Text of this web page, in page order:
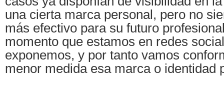
una cierta marca personal, pero no
más efectivo para su futuro
momento que estamos en redes
exponemos, y por tanto vamos
menor medida esa marca o identidad